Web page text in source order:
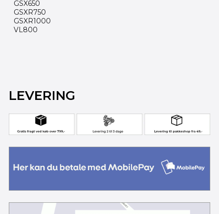
GSX650
GSXR750
GSXR1000
VL800
LEVERING